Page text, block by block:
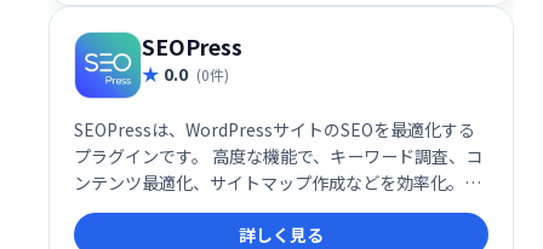
SEOPress
0.0 (0件)
SEOPressは、WordPressサイトのSEOを最適化する
プラグインです。 高度な機能で、キーワード調査、コ
ンテンツ最適化、サイトマップ作成などを効率化。検
索エンジンのランキング向上を支援し、集客アップを
目指せます。無料版と有料版があり、ニーズに合わせ
詳しく見る